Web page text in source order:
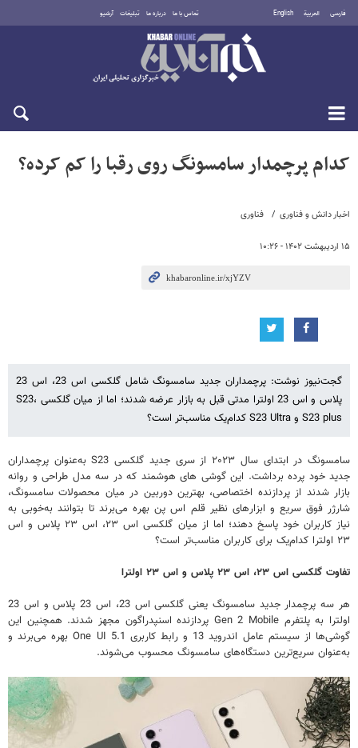
فارسی العربية English تماس با ما درباره ما تبلیغات آرشیو
شنبه ۱۷ مرداد ۱۴۰۵
اخبار دانش و فناوری فناوری
۱۵ اردیبهشت ۱۴۰۲ - ۱۰:۲۶
کدام پرچمدار سامسونگ روی رقبا را کم کرده؟
گجت‌نیوز نوشت: پرچمداران جدید سامسونگ شامل گلکسی اس 23، اس 23
پلاس و اس 23 اولترا مدتی قبل به بازار عرضه شدند؛ اما از میان گلکسی S23،
S23 plus و S23 Ultra کدام‌یک مناسب‌تر است؟
سامسونگ در ابتدای سال ۲۰۲۳ از سری جدید گلکسی S23 به‌عنوان پرچمداران
جدید خود پرده برداشت. این گوشی های هوشمند که در سه مدل طراحی و روانه
بازار شدند از پردازنده اختصاصی، بهترین دوربین در میان محصولات سامسونگ،
شارژر فوق سریع و ابزارهای نظیر قلم اس پن بهره می‌برند تا بتوانند به‌خوبی به
نیاز کاربران خود پاسخ دهند؛ اما از میان گلکسی اس ۲۳، اس ۲۳ پلاس و اس
۲۳ اولترا کدام‌یک برای کاربران مناسب‌تر است؟
تفاوت گلکسی اس ۲۳، اس ۲۳ پلاس و اس ۲۳ اولترا
هر سه پرچمدار جدید سامسونگ یعنی گلکسی اس 23، اس 23 پلاس و اس 23
اولترا به پلتفرم Gen 2 Mobile پردازنده اسنپدراگون مجهز شدند. همچنین این
گوشی‌ها از سیستم عامل اندروید 13 و رابط کاربری One UI 5.1 بهره می‌برند و
به‌عنوان سریع‌ترین دستگاه‌های سامسونگ محسوب می‌شوند.